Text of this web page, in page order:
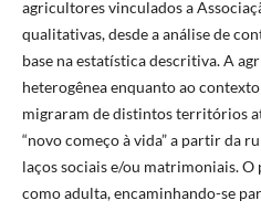
agricultores vinculados a
qualitativas, desde a análise de
base na estatística descritiva. A
heterogênea enquanto ao
migraram de distintos territórios
“novo começo à vida” a partir da
laços sociais e/ou matrimoniais.
como adulta, encaminhando-se